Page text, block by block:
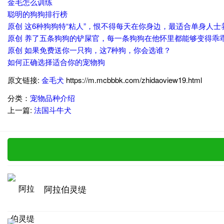
聪明的狗狗排行榜
原创 这6种狗狗特“粘人”，恨不得每天在你身边，最适合单身人士
原创 养了五条狗狗的铲屎官，每一条狗狗在他怀里都能够变得乖
原创 如果免费送你一只狗，这7种狗，你会选谁？
如何正确选择适合你的宠物狗
原文链接: 金毛犬 https://m.mcbbbk.com/zhidaoview19.html
分类： 宠物品种介绍
上一篇: 法国斗牛犬
阿拉伯灵缇